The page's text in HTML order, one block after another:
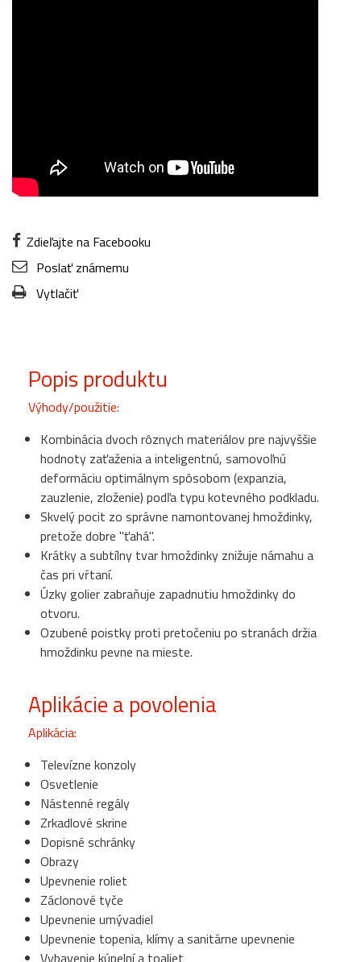
Zdieľajte na Facebooku
Poslať známemu
Vytlačiť
Popis produktu
Výhody/použitie:
Kombinácia dvoch rôznych materiálov pre najvyššie
hodnoty zaťaženia a inteligentnú, samovoľnú
deformáciu optimálnym spôsobom (expanzia,
zauzlenie, zloženie) podľa typu kotevného podkladu.
Skvelý pocit zo správne namontovanej hmoždinky,
pretože dobre "ťahá".
Krátky a subtílny tvar hmoždinky znižuje námahu a
čas pri vŕtaní.
Úzky golier zabraňuje zapadnutiu hmoždinky do
otvoru.
Ozubené poistky proti pretočeniu po stranách držia
hmoždinku pevne na mieste.
Aplikácie a povolenia
Aplikácia:
Televízne konzoly
Osvetlenie
Nástenné regály
Zrkadlové skrine
Dopisné schránky
Obrazy
Upevnenie roliet
Záclonové tyče
Upevnenie umývadiel
Upevnenie topenia, klímy a sanitárne upevnenie
Vybavenie kúpelní a toaliet